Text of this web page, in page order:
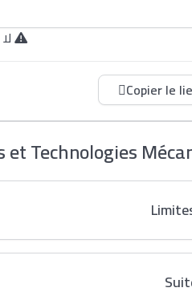
Copier le
Technologies